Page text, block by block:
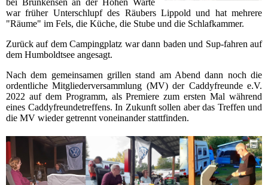
war früher Unterschlupf des Räubers Lippold und hat mehrere
"Räume" im Fels, die Küche, die Stube und die Schlafkammer.
Zurück auf dem Campingplatz war dann baden und Sup-fahren auf
dem Humboldtsee angesagt.
Nach dem gemeinsamen grillen stand am Abend dann noch die
ordentliche Mitgliederversammlung (MV) der Caddyfreunde e.V.
2022 auf dem Programm, als Premiere zum ersten Mal während
eines Caddyfreundetreffens. In Zukunft sollen aber das Treffen und
die MV wieder getrennt voneinander stattfinden.